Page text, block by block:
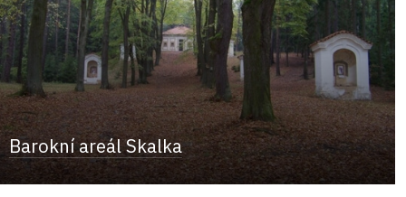
Barokní areál Skalka